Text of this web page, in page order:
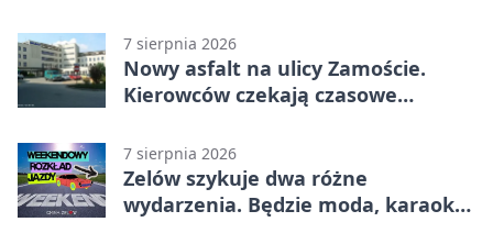
7 sierpnia 2026
Nowy asfalt na ulicy Zamoście.
Kierowców czekają czasowe
7 sierpnia 2026
Zelów szykuje dwa różne
wydarzenia. Będzie moda, karaoke